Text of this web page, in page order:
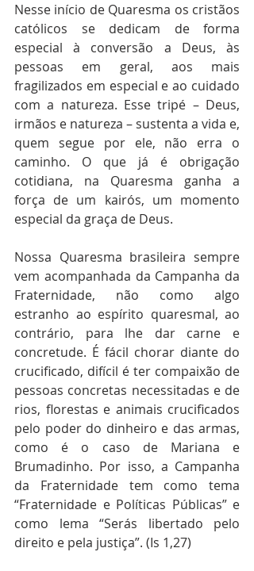
Nesse início de Quaresma os cristãos
católicos se dedicam de forma
especial à conversão a Deus, às
pessoas em geral, aos mais
fragilizados em especial e ao cuidado
com a natureza. Esse tripé – Deus,
irmãos e natureza – sustenta a vida e,
quem segue por ele, não erra o
caminho. O que já é obrigação
cotidiana, na Quaresma ganha a
força de um kairós, um momento
especial da graça de Deus.
Nossa Quaresma brasileira sempre
vem acompanhada da Campanha da
Fraternidade, não como algo
estranho ao espírito quaresmal, ao
contrário, para lhe dar carne e
concretude. É fácil chorar diante do
crucificado, difícil é ter compaixão de
pessoas concretas necessitadas e de
rios, florestas e animais crucificados
pelo poder do dinheiro e das armas,
como é o caso de Mariana e
Brumadinho. Por isso, a Campanha
da Fraternidade tem como tema
“Fraternidade e Políticas Públicas” e
como lema “Serás libertado pelo
direito e pela justiça”. (Is 1,27)